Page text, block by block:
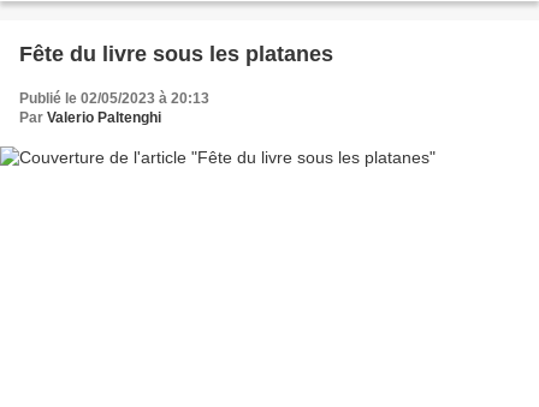
Fête du livre sous les platanes
Publié le 02/05/2023 à 20:13
Par Valerio Paltenghi